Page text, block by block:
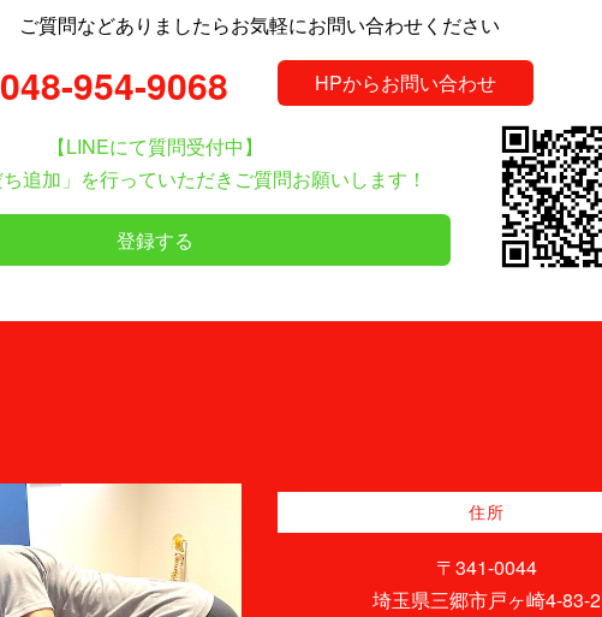
ご質問などありましたらお気軽にお問い合わせください
048-954-9068 HPからお問い合わせ
【LINEにて質問受付中】
追加」を行っていただきご質問お願いします！
登録する
住所
〒341-0044
埼玉県三郷市戸ヶ崎4-83-2